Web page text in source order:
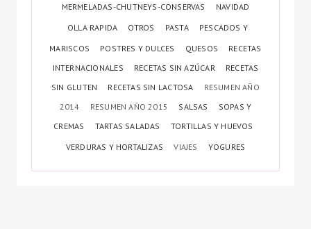
MERMELADAS-CHUTNEYS-CONSERVAS
NAVIDAD
OLLA RAPIDA
OTROS PASTA
PESCADOS Y
MARISCOS
POSTRES Y DULCES QUESOS
RECETAS
INTERNACIONALES
RECETAS SIN AZÚCAR
RECETAS
SIN GLUTEN
RECETAS SIN LACTOSA
RESUMEN AÑO
2014
RESUMEN AÑO 2015 SALSAS
SOPAS Y
CREMAS
TARTAS SALADAS
TORTILLAS Y HUEVOS
VERDURAS Y HORTALIZAS
VIAJES YOGURES